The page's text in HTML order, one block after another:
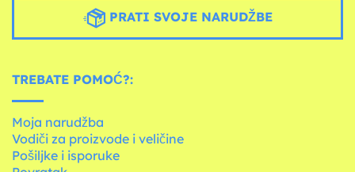
PRATI SVOJE NARUDŽBE
TREBATE POMOĆ?:
Moja narudžba
Vodiči za proizvode i veličine
Pošiljke i isporuke